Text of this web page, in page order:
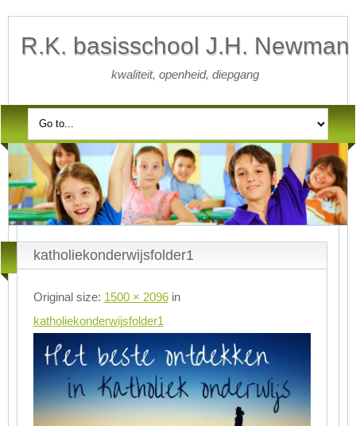
R.K. basisschool J.H. Newman
kwaliteit, openheid, diepgang
katholiekonderwijsfolder1
Original size: 1500 × 2096in
katholiekonderwijsfolder1